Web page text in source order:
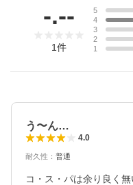
-.--
1件
5
4
3
2
1
う〜ん…
4.0
耐久性 ： 普通
コ・ス・パは余り良く